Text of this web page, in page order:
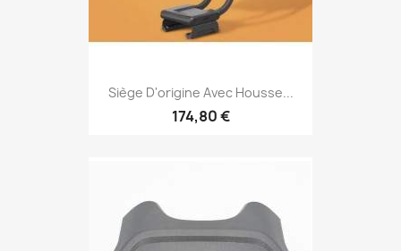
Siège D'origine Avec Housse...
174,80 €